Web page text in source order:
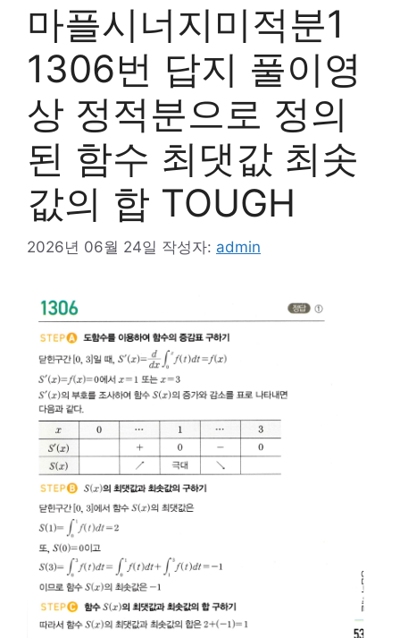
마플시너지미적분1
1306번 답지 풀이영
상 정적분으로 정의
된 함수 최댓값 최솟
값의 합 TOUGH
2026년 06월 24일 작성자: admin